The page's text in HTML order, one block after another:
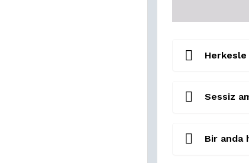
Sessiz
Bir anda